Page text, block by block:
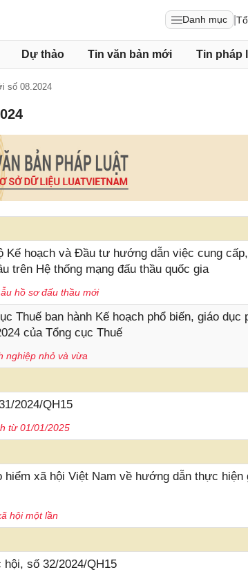
Danh mục
Dự thảo Tin văn bản mới Tin pháp
số 08.2024
Kế hoạch và Đầu tư hướng dẫn việc cung
trên Hệ thống mạng đấu thầu quốc gia
hồ sơ đấu thầu mới
Thuế ban hành Kế hoạch phổ biến, giáo dục
của Tổng cục Thuế
nghiệp nhỏ và vừa
2024/QH15
từ 01/01/2025
hiểm xã hội Việt Nam về hướng dẫn thực
hội một lần
số 32/2024/QH15